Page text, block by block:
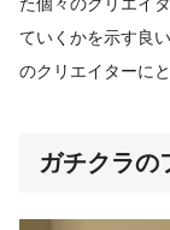
た個々のクリエイ
ていくかを示す良
のクリエイターに
ガチクラの